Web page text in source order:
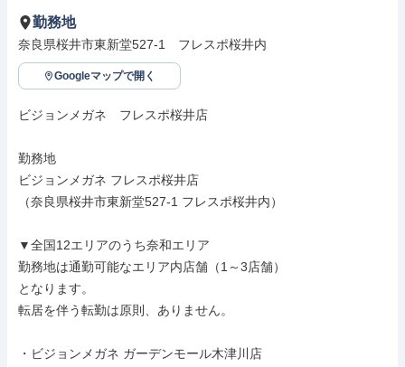
勤務地
奈良県桜井市東新堂527-1　フレスポ桜井内
Googleマップで開く
ビジョンメガネ　フレスポ桜井店
勤務地
ビジョンメガネ フレスポ桜井店
（奈良県桜井市東新堂527-1 フレスポ桜井内）
▼全国12エリアのうち奈和エリア
勤務地は通勤可能なエリア内店舗（1～3店舗）
となります。
転居を伴う転勤は原則、ありません。
・ビジョンメガネ ガーデンモール木津川店